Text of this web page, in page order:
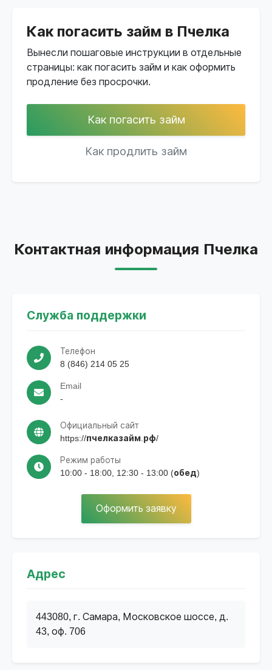
Как погасить займ в Пчелка
Вынесли пошаговые инструкции в отдельные
страницы: как погасить займ и как оформить
продление без просрочки.
Как погасить займ
Как продлить займ
Контактная информация Пчелка
Служба поддержки
Телефон
8 (846) 214 05 25
Email
-
Официальный сайт
https://пчелказайм.рф/
Режим работы
10:00 - 18:00, 12:30 - 13:00 (обед)
Оформить заявку
Адрес
443080, г. Самара, Московское шоссе, д.
43, оф. 706